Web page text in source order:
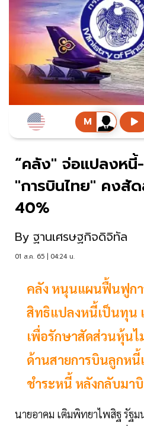
“คลัง" จ่อแปลงหนี้
"การบินไทย" คงสั
40%
By ฐานเศรษฐกิจดิจิทัล
01 ส.ค. 65 | 04:24 น.
คลัง หนุนแผนฟื้นฟูก
สิทธิแปลงหนี้เป็นทุน
เพื่อรักษาสัดส่วนหุ้นไ
ด้านสายการบินลูกหนี้
ชำระหนี้ หลังกลับมา
นายอาคม เติมพิทยาไพสิฐ รัฐม